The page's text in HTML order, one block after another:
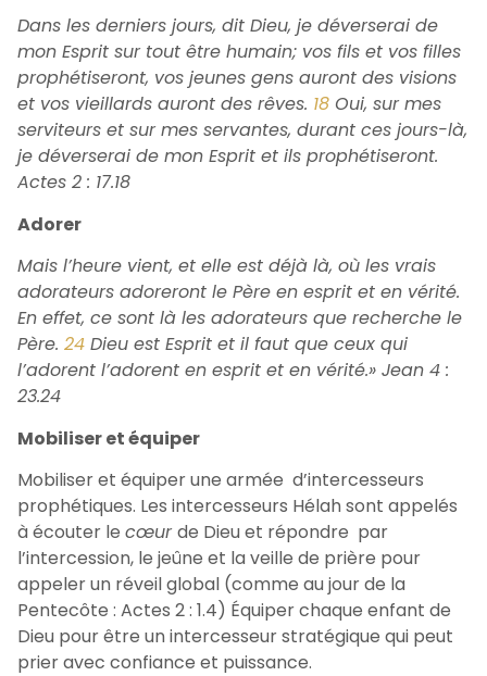
Dans les derniers jours, dit Dieu, je déverserai de
mon Esprit sur tout être humain; vos fils et vos filles
prophétiseront, vos jeunes gens auront des visions
et vos vieillards auront des rêves. 18 Oui, sur mes
serviteurs et sur mes servantes, durant ces jours-là,
je déverserai de mon Esprit et ils prophétiseront.
Actes 2 : 17.18
Adorer
Mais l’heure vient, et elle est déjà là, où les vrais
adorateurs adoreront le Père en esprit et en vérité.
En effet, ce sont là les adorateurs que recherche le
Père. 24 Dieu est Esprit et il faut que ceux qui
l’adorent l’adorent en esprit et en vérité.» Jean 4 :
23.24
Mobiliser et équiper
Mobiliser et équiper une armée d’intercesseurs
prophétiques. Les intercesseurs Hélah sont appelés
à écouter le cœurde Dieu et répondre par
l’intercession, le jeûne et la veille de prière pour
appeler un réveil global (comme au jour de la
Pentecôte : Actes 2 : 1.4) Équiper chaque enfant de
Dieu pour être un intercesseur stratégique qui peut
prier avec confiance et puissance.